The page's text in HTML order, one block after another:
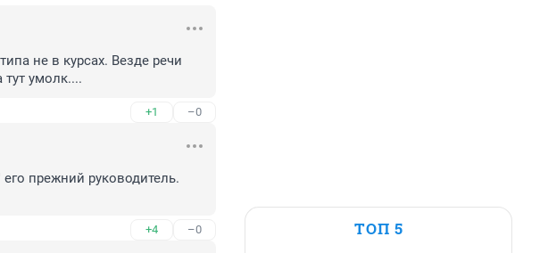
не в курсах. Везде речи
умолк....
+1 –0
прежний руководитель.
+4 –0 ТОП 5